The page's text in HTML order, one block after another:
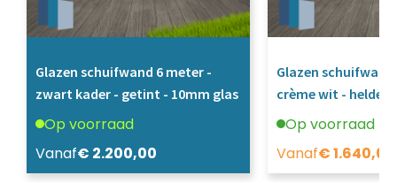
Glazen schuifwand 6 meter -
zwart kader - getint - 10mm glas
Op voorraad
Vanaf€ 2.200,00
Glazen
crème wit - helder
Op voorraad
Vanaf€1.640,00